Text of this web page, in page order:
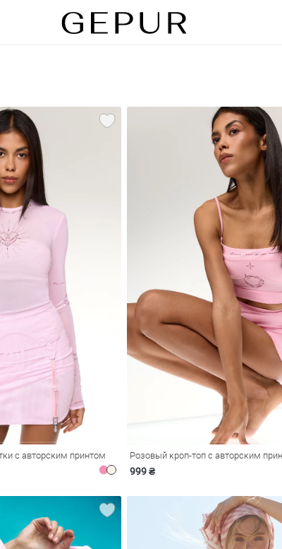
с авторским принтом Розовый кроп-топ с авторским
999 ₴